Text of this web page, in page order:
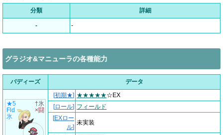
分類 詳細
- -
グラジオ&マニューラの各種能力
バディーズ データ
★5
Fld
氷
†氷
×闘
[初期★] ★★★★★☆EX
[ロール] フィールド
[EXロー
ル]
未実装